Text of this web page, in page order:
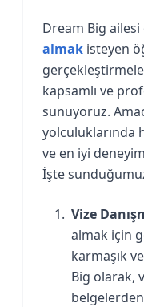
Dream Big
almak isteyen
kapsamlı ve
sunuyoruz.
yolculuklarında
ve en iyi
İşte
Vize
almak için
karmaşık
Big olarak,